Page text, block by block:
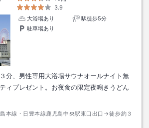
3.9
大浴場あり
駅徒歩5分
駐車場あり
分、男性専用大浴場サウナオールナイト無
ィプレゼント。お夜食の限定夜鳴きうどん
島本線・日豊本線鹿児島中央駅東口出口→徒歩約３